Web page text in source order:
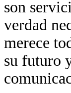
son
verdad
merece
su futuro